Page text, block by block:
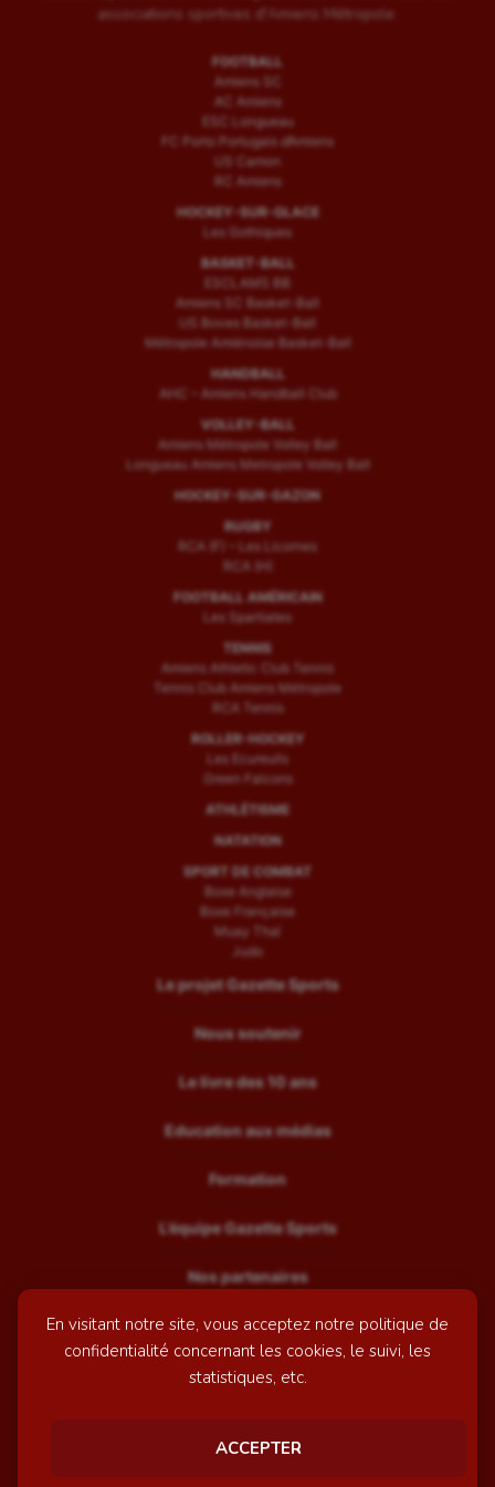
En visitant notre site, vous acceptez notre politique de
confidentialité concernant les cookies, le suivi, les
statistiques, etc.
ACCEPTER
associations sportives d'Amiens Métropole.
FOOTBALL
Amiens SC
AC Amiens
ESC Longueau
FC Porto Portugais d’Amiens
US Camon
RC Amiens
HOCKEY-SUR-GLACE
Les Gothiques
BASKET-BALL
ESCLAMS BB
Amiens SC Basket-Ball
US Boves Basket-Ball
Métropole Amiénoise Basket-Ball
HANDBALL
AHC – Amiens Handball Club
VOLLEY-BALL
Amiens Métropole Volley Ball
Longueau Amiens Metropole Volley Ball
HOCKEY-SUR-GAZON
RUGBY
RCA (F) – Les Licornes
RCA (H)
FOOTBALL AMÉRICAIN
Les Spartiates
TENNIS
Amiens Athletic Club Tennis
Tennis Club Amiens Métropole
RCA Tennis
ROLLER-HOCKEY
Les Ecureuils
Green Falcons
ATHLÉTISME
NATATION
SPORT DE COMBAT
Boxe Anglaise
Boxe Française
Muay Thaï
Judo
Le projet Gazette Sports
Nous soutenir
Le livre des 10 ans
Education aux médias
Formation
L’équipe Gazette Sports
Nos partenaires
Recrutement
Mentions légales